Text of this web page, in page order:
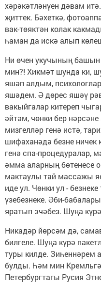
хәрәкәтләнүен дәвам
җиттек. Бәхеткә,
вак-төяктән колак
һаман да искә алып
Ни өчен укучының
мин?! Хикмәт шунда ки,
яшәп алдым,
яшәдем. Ә дөрес яшәү
вакыйгалар китереп
әйтәм, чөнки бер
мизгелләр генә истә,
шифаханәдә безне ничек
генә спа-процедуралар,
әмма аларның бөтенесе
мактаулы тай массажы
иде ул. Чөнки ул -
үзебезнеке. Әби-
яратып эчәбез. Шуңа
Никадәр йөрсәм дә,
билгеле. Шуңа күрә
туры килде. Зиһеннәрем
булды. Һәм мин
Петербургтагы Русия